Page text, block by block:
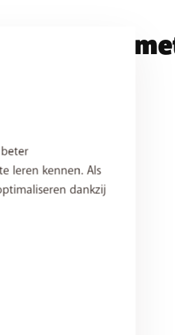
contact
leren kennen. Als
dankzij